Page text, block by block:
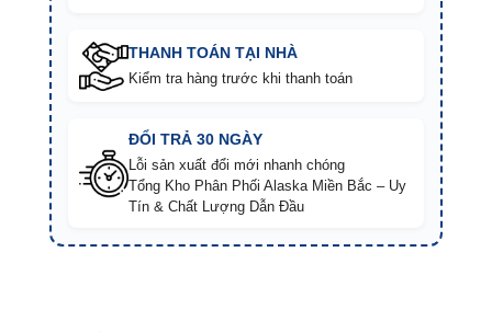
THANH TOÁN TẠI NHÀ
Kiểm tra hàng trước khi thanh toán
ĐỔI TRẢ 30 NGÀY
Lỗi sản xuất đổi mới nhanh chóng
Tổng Kho Phân Phối Alaska Miền Bắc – Uy
Tín & Chất Lượng Dẫn Đầu